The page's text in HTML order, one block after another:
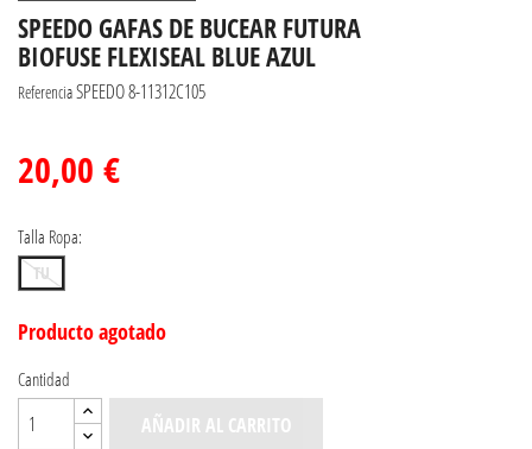
SPEEDO GAFAS DE BUCEAR FUTURA
BIOFUSE FLEXISEAL BLUE AZUL
ReferenciaSPEEDO 8-11312C105
20,00 €
Talla Ropa:
TU
Producto agotado
Cantidad
AÑADIR AL CARRITO